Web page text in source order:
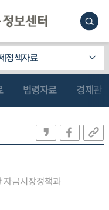
정책자료
법령자료 경제관
자금시장정책과